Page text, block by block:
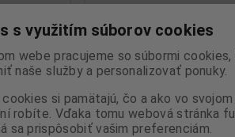
s využitím súborov cookies
webe pracujeme so súbormi
naše služby a personalizovať ponuky.
cookies si pamätajú, čo a ako vo
robíte. Vďaka tomu webová stránka
sa prispôsobiť vašim preferenciám.